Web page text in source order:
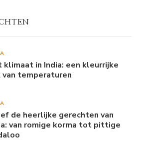
klimaat in India: een kleurrijke
van temperaturen
de heerlijke gerechten van
van romige korma tot pittige